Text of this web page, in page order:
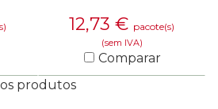
12,73 € pacote(s)
(sem IVA)
Comparar
produtos